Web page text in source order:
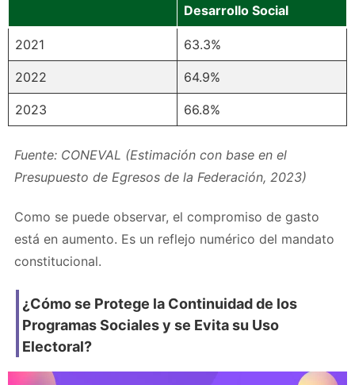
Desarrollo Social
2021 63.3%
2022 64.9%
2023 66.8%
Fuente: CONEVAL (Estimación con base en el
Presupuesto de Egresos de la Federación, 2023)
Como se puede observar, el compromiso de gasto
está en aumento. Es un reflejo numérico del mandato
constitucional.
¿Cómo se Protege la Continuidad de los
Programas Sociales y se Evita su Uso
Electoral?